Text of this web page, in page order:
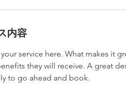
内容
service here. What makes it
they will receive. A great
to go ahead and book.